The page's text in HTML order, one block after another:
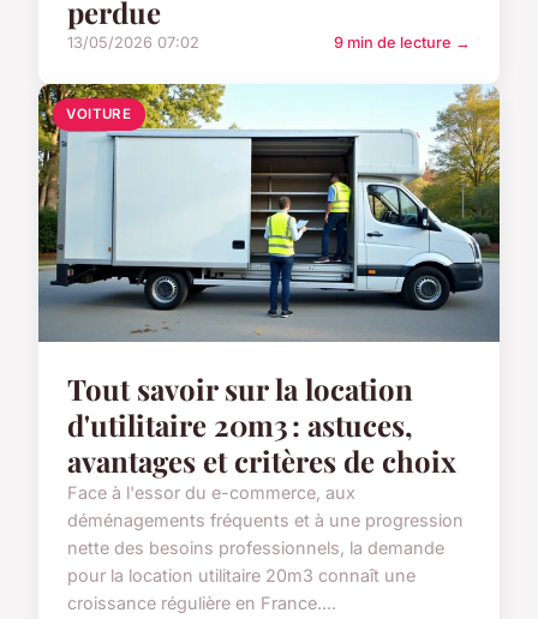
perdue
13/05/2026 07:02 9 min de lecture →
VOITURE
Tout savoir sur la location
d'utilitaire 20m3 : astuces,
avantages et critères de choix
Face à l'essor du e-commerce, aux
déménagements fréquents et à une progression
nette des besoins professionnels, la demande
pour la location utilitaire 20m3 connaît une
croissance régulière en France....